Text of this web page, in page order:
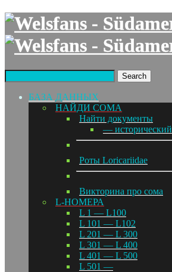
Search
БАЗА ДАННЫХ
НАЙДИ СОМА
Найти документы
— исторический
Роты Loricariidae
Викторина про сома
L-НОМЕРА
L 1 — L100
L 101 — L102
L 201 — L 300
L 301 — L 400
L 401 — L 500
L 501 —